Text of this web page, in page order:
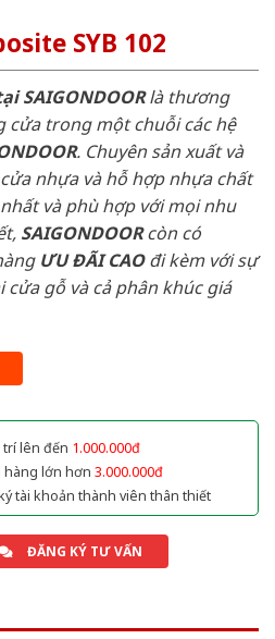
SYB 102
SAIGONDOORlà thương
cửa trong một chuỗi các hệ
. Chuyên sản xuất và
nhựa và hỗ hợp nhựa chất
và phù hợp với mọi nhu
SAIGONDOORcòn có
ƯU ĐÃI CAOđi kèm với sự
cửa gỗ và cả phân khúc giá
lên đến 1.000.000đ
hàng lớn hơn 3.000.000đ
tài khoản thành viên thân thiết
ĐĂNG KÝ TƯ VẤN